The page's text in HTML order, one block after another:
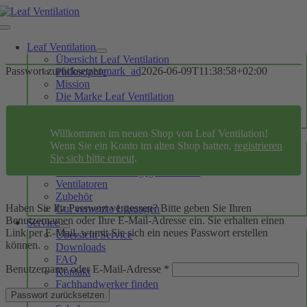
Skip
to
Toggle
NavigationLeaf Ventilation
Übersicht Leaf Ventilation
Philosophie
Mission
Die Marke Leaf Ventilation
Nutzen / Vorteile
Produkte
Übersicht Produkte
Leaf Ventilation Haus
Ventilatoren
Zubehör
Gut vernetzte Lösungen
Service
Übersicht Service
Downloads
FAQ
Kontakt
Fachhandwerker finden
Videos
Passwort zurücksetzenmark_ad2026-06-09T11:38:58+02:00
Willkommen im neuen Shop von Leaf Ventilation!
Wenn Sie ein Konto im alten Shop hatten, registrieren
Sie sich bitte erneut.
Haben Sie Ihr Passwort vergessen? Bitte geben Sie Ihren
Benutzernamen oder Ihre E-Mail-Adresse ein. Sie erhalten einen
Link per E-Mail, womit Sie sich ein neues Passwort erstellen
können.
Benutzername oder E-Mail-Adresse *
Passwort zurücksetzen